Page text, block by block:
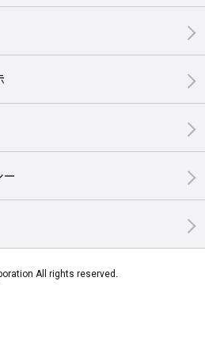
All rights reserved.